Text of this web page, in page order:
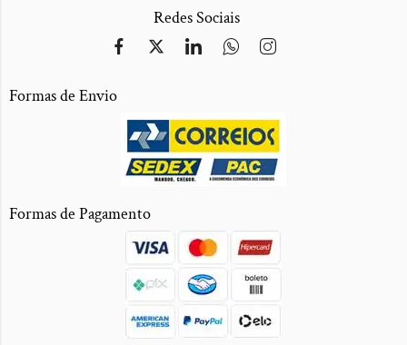
Redes Sociais
Formas de Envio
Formas de Pagamento